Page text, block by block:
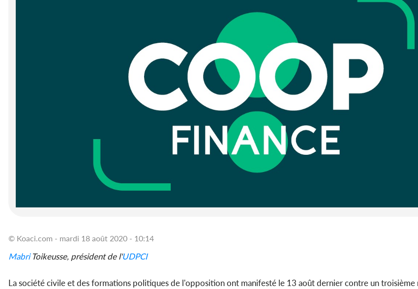
© Koaci.com - mardi 18 août 2020 - 10:14
MabriToikeusse, président de l'UDPCI
La société civile et des formations politiques de l'opposition ont manifesté le 13 août dernier contre un troisième